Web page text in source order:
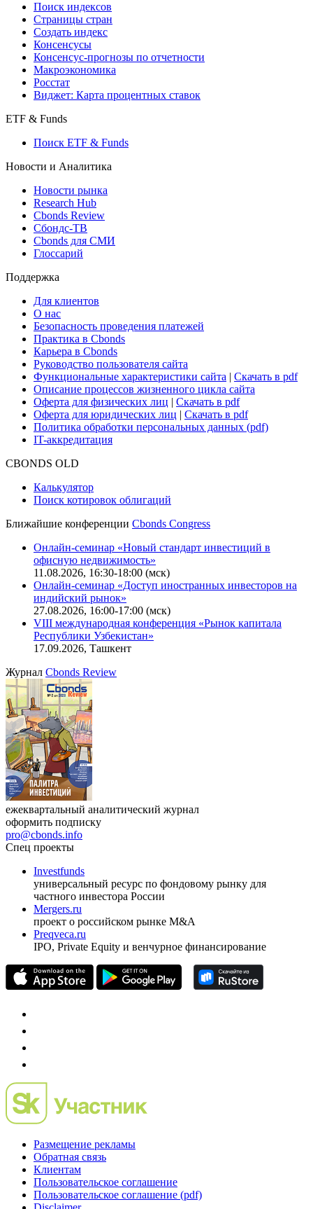
Поиск индексов
Страницы стран
Создать индекс
Консенсусы
Консенсус-прогнозы по отчетности
Макроэкономика
Росстат
Виджет: Карта процентных ставок
ETF & Funds
Поиск ETF & Funds
Новости и Аналитика
Новости рынка
Research Hub
Cbonds Review
Сбондс-ТВ
Cbonds для СМИ
Глоссарий
Поддержка
Для клиентов
О нас
Безопасность проведения платежей
Практика в Cbonds
Карьера в Cbonds
Руководство пользователя сайта
Функциональные характеристики сайта | Скачать в pdf
Описание процессов жизненного цикла сайта
Оферта для физических лиц | Скачать в pdf
Оферта для юридических лиц | Скачать в pdf
Политика обработки персональных данных (pdf)
IT-аккредитация
CBONDS OLD
Калькулятор
Поиск котировок облигаций
Ближайшие конференции Cbonds Congress
Онлайн-семинар «Новый стандарт инвестиций в
офисную недвижимость»
11.08.2026, 16:30-18:00 (мск)
Онлайн-семинар «Доступ иностранных инвесторов на
индийский рынок»
27.08.2026, 16:00-17:00 (мск)
VIII международная конференция «Рынок капитала
Республики Узбекистан»
17.09.2026, Ташкент
Журнал Cbonds Review
ежеквартальный аналитический журнал
оформить подписку
pro@cbonds.info
Спец проекты
Investfunds
универсальный ресурс по фондовому рынку для
частного инвестора России
Mergers.ru
проект о российском рынке M&A
Preqveca.ru
IPO, Private Equity и венчурное финансирование
Размещение рекламы
Обратная связь
Клиентам
Пользовательское соглашение
Пользовательское соглашение (pdf)